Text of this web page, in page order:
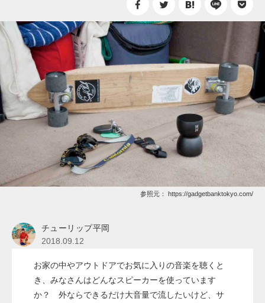
参照元： https://gadgetbanktokyo.com/
チューリップ平岡
2018.09.12
お家の中やアウトドアでお気に入りの音楽を聴くと
き、みなさんはどんなスピーカーを使っています
か？ 外ならできるだけ大音量で流したいけど、サ